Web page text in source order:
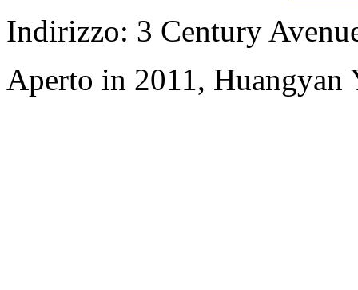
Indirizzo: 3 Century
Aperto in 2011, Huangyan